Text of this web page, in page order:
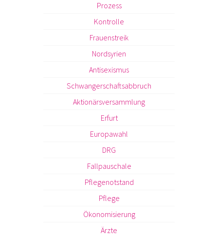
Prozess
Kontrolle
Frauenstreik
Nordsyrien
Antisexismus
Schwangerschaftsabbruch
Aktionärsversammlung
Erfurt
Europawahl
DRG
Fallpauschale
Pflegenotstand
Pflege
Ökonomisierung
Ärzte